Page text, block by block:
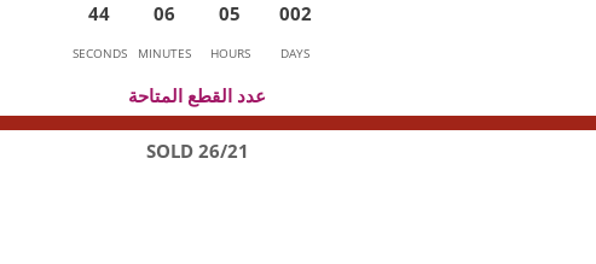
2
0
0
DAYS
5
0
HOURS
6
0
MINUTES
4
4
SECONDS
عدد القطع المتاحة
26/21 SOLD